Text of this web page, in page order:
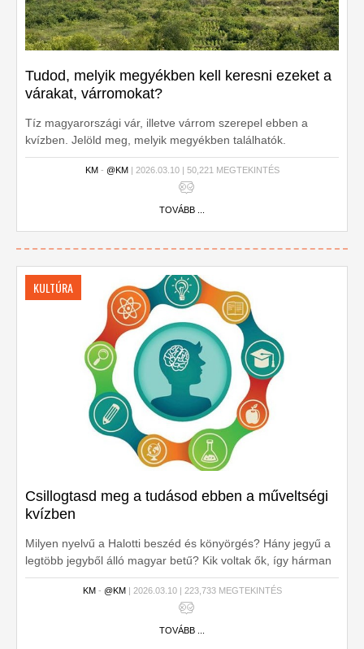
Tudod, melyik megyékben kell keresni ezeket a
várakat, várromokat?
Tíz magyarországi vár, illetve várrom szerepel ebben a
kvízben. Jelöld meg, melyik megyékben találhatók.
KM- @KM| 2026.03.10 | 50,221 MEGTEKINTÉS
TOVÁBB ...
KULTÚRA
Csillogtasd meg a tudásod ebben a műveltségi
kvízben
Milyen nyelvű a Halotti beszéd és könyörgés? Hány jegyű a
legtöbb jegyből álló magyar betű? Kik voltak ők, így hárman
együtt egy filmben: Michelle Pfeiffer, Cher, Susan Sarandon?
Ugye, nem futamodsz meg ezeket a példákat látva a
KM- @KM| 2026.03.10 | 223,733 MEGTEKINTÉS
TOVÁBB ...